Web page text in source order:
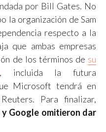
por Bill Gates. No
la organización de Sam
respecto a la
que ambas empresas
de los términos de su
, incluida la futura
Microsoft tendrá en
Para finalizar,
Google omitieron dar